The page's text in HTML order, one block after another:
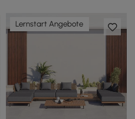
Lernstart Angebote